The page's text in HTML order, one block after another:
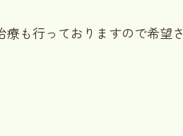
も行っておりますので希望さ